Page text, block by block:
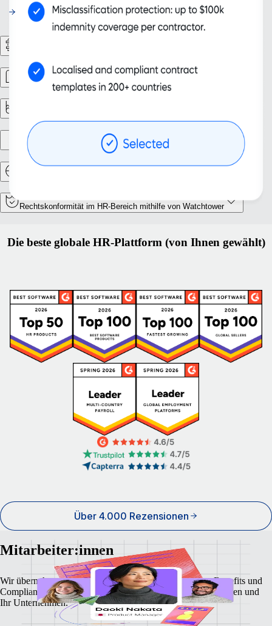
Personalorganisation
Unterstützung bei der Eröffnung einer Niederlassung
Rechtskonformität im HR‑Bereich mithilfe von Watchtower
Die beste globale HR‑Plattform (von Ihnen gewählt)
Über 4.000 Rezensionen
Mitarbeiter:innen
Wir übernehmen lokale Gehaltsabrechnungen, Steuern, Benefits und
Compliance und bieten maximalen Schutz für Ihre Angestellten und
Ihr Unternehmen.